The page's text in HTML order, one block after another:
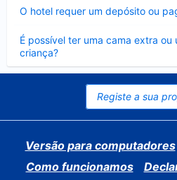
O hotel requer um depósito ou
fechado
É possível ter uma cama extra ou
criança?
Elemento
fechado
Registe a sua
Versão para computadores
Como funcionamos